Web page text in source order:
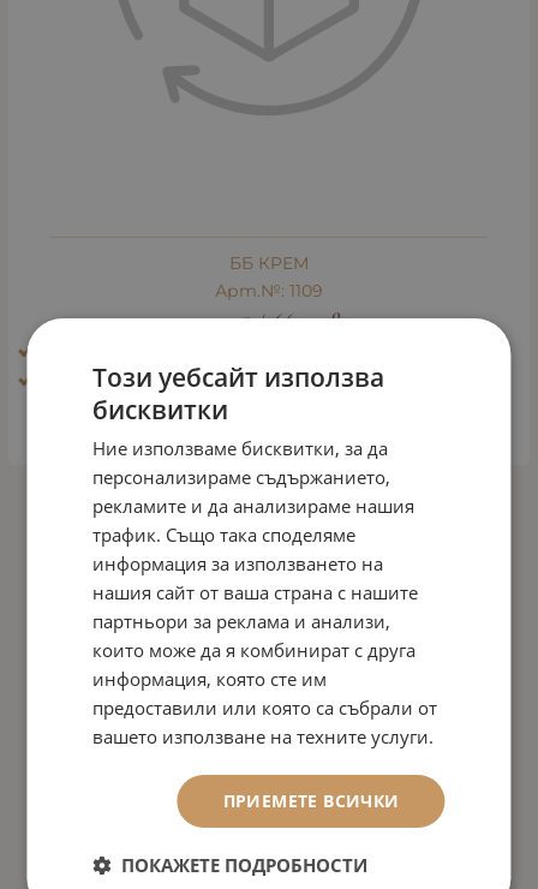
ББ КРЕМ
Арт.№: 1109
33.75€ / 66.01лв.
Тип кожа: Всички типове кожа
На страница по:
Този уебсайт използва
бисквитки
Ние използваме бисквитки, за да
персонализираме съдържанието,
рекламите и да анализираме нашия
трафик. Също така споделяме
информация за използването на
нашия сайт от ваша страна с нашите
партньори за реклама и анализи,
които може да я комбинират с друга
информация, която сте им
предоставили или която са събрали от
вашето използване на техните услуги.
ПРИЕМЕТЕ ВСИЧКИ
ПОКАЖЕТЕ ПОДРОБНОСТИ